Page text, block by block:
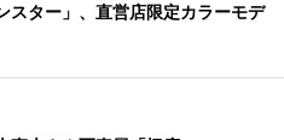
スター」、直営店限定カラーモデ